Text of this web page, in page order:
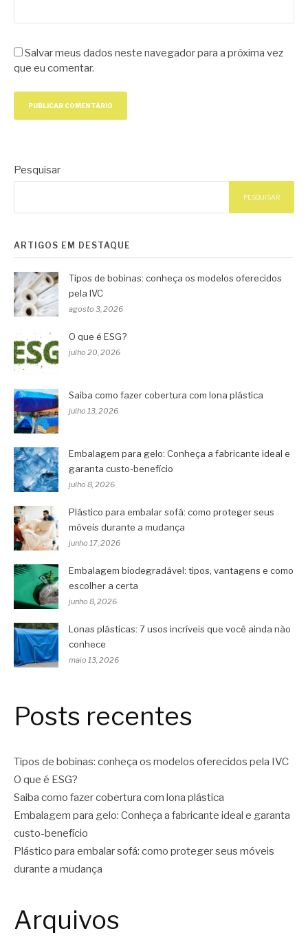
Salvar meus dados neste navegador para a próxima vez
que eu comentar.
Pesquisar
PESQUISAR
ARTIGOS EM DESTAQUE
Tipos de bobinas: conheça os modelos oferecidos
pela IVC
agosto 3, 2026
O que é ESG?
julho 20, 2026
Saiba como fazer cobertura com lona plástica
julho 13, 2026
Embalagem para gelo: Conheça a fabricante ideal e
garanta custo-benefício
julho 8, 2026
Plástico para embalar sofá: como proteger seus
móveis durante a mudança
junho 17, 2026
Embalagem biodegradável: tipos, vantagens e como
escolher a certa
junho 8, 2026
Lonas plásticas: 7 usos incríveis que você ainda não
conhece
maio 13, 2026
Posts recentes
Tipos de bobinas: conheça os modelos oferecidos pela IVC
O que é ESG?
Saiba como fazer cobertura com lona plástica
Embalagem para gelo: Conheça a fabricante ideal e garanta
custo-benefício
Plástico para embalar sofá: como proteger seus móveis
durante a mudança
Arquivos